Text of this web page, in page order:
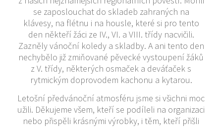
se zaposlouchat do skladeb zahraných na
klávesy, na flétnu i na housle, které si pro tento
den někteří žáci ze IV., VI. a VIII. třídy nacvičili.
Zazněly vánoční koledy a skladby. A ani tento den
nechybělo již zmiňované pěvecké vystoupení žáků
z V. třídy, některých osmaček a deváťaček s
rytmickým doprovodem kachonu a kytarou.
Letošní předvánoční atmosféru jsme si všichni moc
užili. Děkujeme všem, kteří se podíleli na organizaci
nebo přispěli krásnými výrobky, i těm, kteří přišli